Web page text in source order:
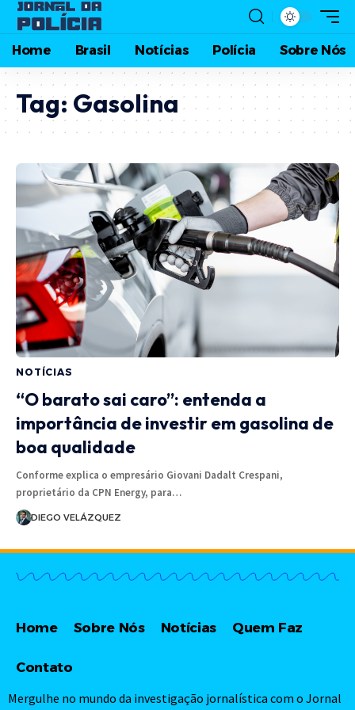
Home Brasil Notícias Polícia Sobre Nós
Tag: Gasolina
NOTÍCIAS
“O barato sai caro”: entenda a
importância de investir em gasolina de
boa qualidade
Conforme explica o empresário Giovani Dadalt Crespani,
proprietário da CPN Energy, para…
DIEGO VELÁZQUEZ
Home Sobre Nós Notícias Quem Faz
Contato
Mergulhe no mundo da investigação jornalística com o Jornal